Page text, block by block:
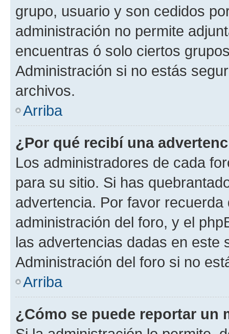
grupo, usuario y son cedidos
administración no permite
encuentras ó solo ciertos
Administración si no estás
archivos.
Arriba
¿Por qué recibí una
Los administradores de cada
para su sitio. Si has
advertencia. Por favor
administración del foro, y el
las advertencias dadas en este
Administración del foro si no
Arriba
¿Cómo se puede reportar un